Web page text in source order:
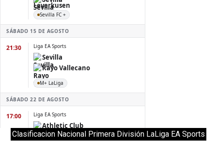
Clasificacion Nacional Primera División LaLiga EA Sports